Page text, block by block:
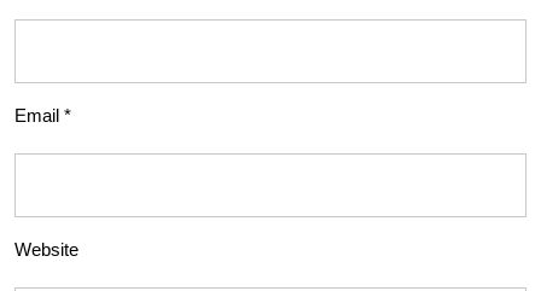
Email *
Website